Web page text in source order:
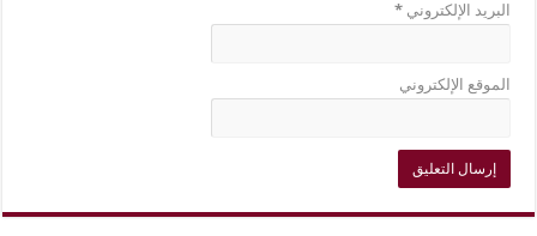
البريد الإلكتروني*
الموقع الإلكتروني